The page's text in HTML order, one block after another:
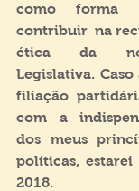
como forma
contribuir  na
ética da
Legislativa.
filiação
com a
dos meus
políticas,
2018.